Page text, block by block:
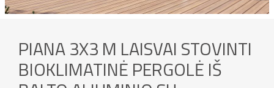
PIANA 3X3 M LAISVAI STOVINTI
BIOKLIMATINĖ PERGOLĖ IŠ